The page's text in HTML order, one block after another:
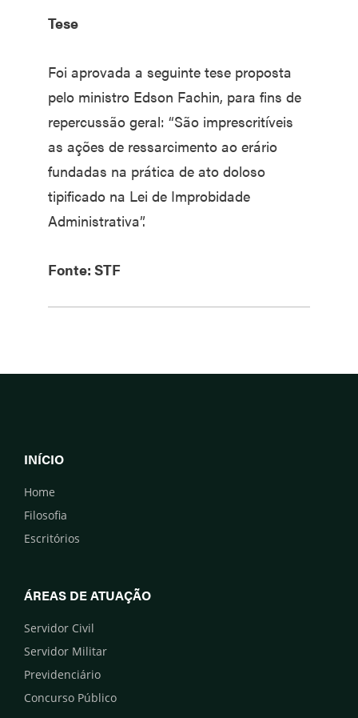
Tese
Foi aprovada a seguinte tese proposta
pelo ministro Edson Fachin, para fins de
repercussão geral: “São imprescritíveis
as ações de ressarcimento ao erário
fundadas na prática de ato doloso
tipificado na Lei de Improbidade
Administrativa”.
Fonte: STF
INÍCIO
Home
Filosofia
Escritórios
ÁREAS DE ATUAÇÃO
Servidor Civil
Servidor Militar
Previdenciário
Concurso Público